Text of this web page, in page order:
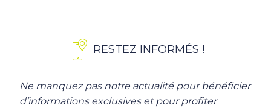
RESTEZ INFORMÉS !
Ne manquez pas notre actualité pour bénéficier
d’informations exclusives et pour profiter